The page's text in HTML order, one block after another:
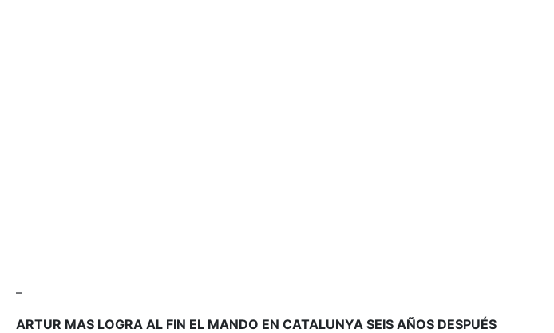
–
ARTUR MAS LOGRA AL FIN EL MANDO EN CATALUNYA SEIS AÑOS DESPUÉS